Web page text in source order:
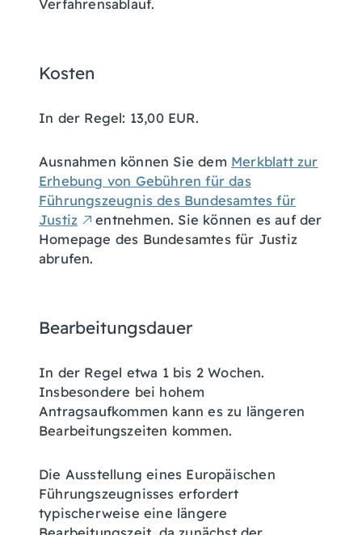
Verfahrensablauf.
Kosten
In der Regel: 13,00 EUR.
Ausnahmen können Sie dem Merkblatt zur
Erhebung von Gebühren für das
Führungszeugnis des Bundesamtes für
Justiz
entnehmen. Sie können es auf der
Homepage des Bundesamtes für Justiz
abrufen.
Bearbeitungsdauer
In der Regel etwa 1 bis 2 Wochen.
Insbesondere bei hohem
Antragsaufkommen kann es zu längeren
Bearbeitungszeiten kommen.
Die Ausstellung eines Europäischen
Führungszeugnisses erfordert
typischerweise eine längere